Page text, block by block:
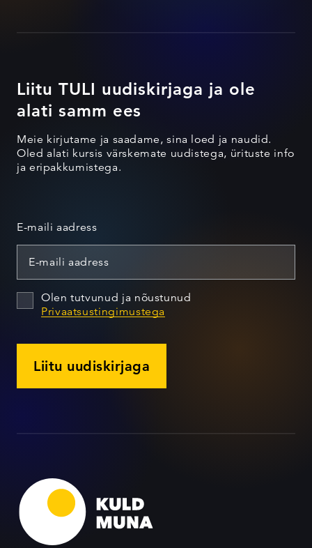
Liitu TULI uudiskirjaga ja ole
alati samm ees
Meie kirjutame ja saadame, sina loed ja naudid.
Oled alati kursis värskemate uudistega, ürituste info
ja eripakkumistega.
E-maili aadress
Olen tutvunud ja nõustunud
Privaatsustingimustega
Liitu uudiskirjaga